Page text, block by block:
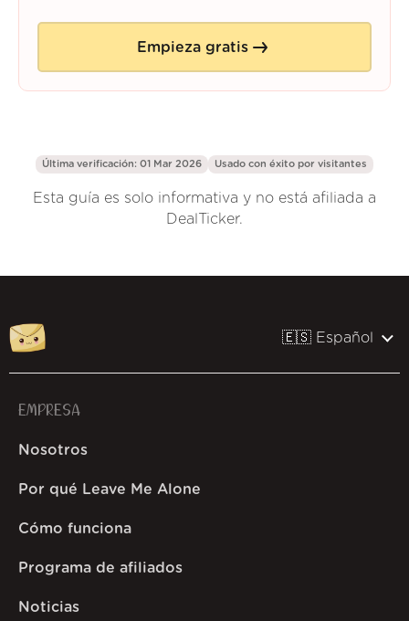
Empieza gratis
Última verificación: 01 Mar 2026 Usado con éxito por visitantes
Esta guía es solo informativa y no está afiliada a
DealTicker.
🇪🇸 Español
EMPRESA
Nosotros
Por qué Leave Me Alone
Cómo funciona
Programa de afiliados
Noticias